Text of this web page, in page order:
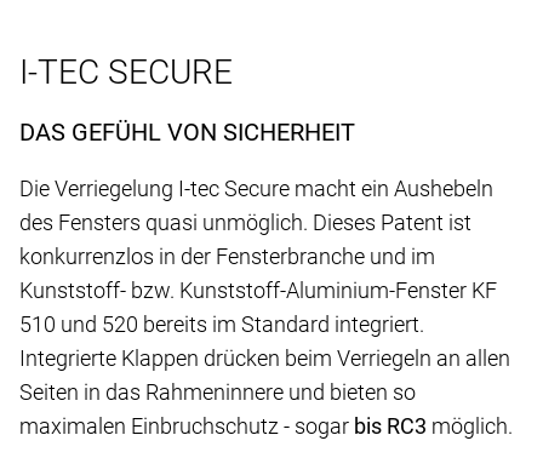
I-TEC SECURE
DAS GEFÜHL VON SICHERHEIT
Die Verriegelung I-tec Secure macht ein Aushebeln
des Fensters quasi unmöglich. Dieses Patent ist
konkurrenzlos in der Fensterbranche und im
Kunststoff- bzw. Kunststoff-Aluminium-Fenster KF
510 und 520 bereits im Standard integriert.
Integrierte Klappen drücken beim Verriegeln an allen
Seiten in das Rahmeninnere und bieten so
maximalen Einbruchschutz - sogar bis RC3 möglich.